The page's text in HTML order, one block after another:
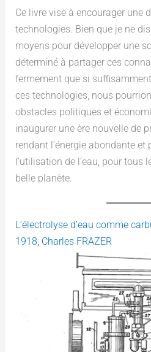
Ce livre vise à encourager une
technologies. Bien que je ne
moyens pour développer une
déterminé à partager ces
fermement que si
ces technologies, nous
obstacles politiques et
inaugurer une ère nouvelle de
rendant l’énergie abondante et
l’utilisation de l’eau, pour tous
belle planète.
L’électrolyse d’eau comme
1918, Charles FRAZER